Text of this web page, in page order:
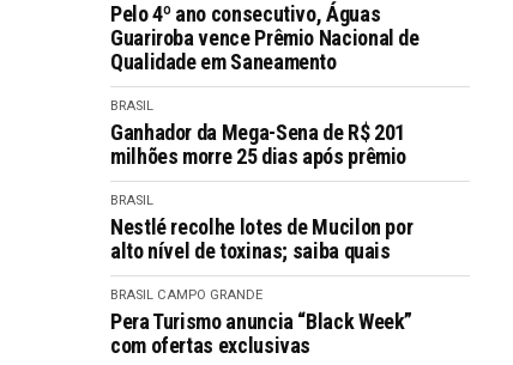
Pelo 4º ano consecutivo, Águas
Guariroba vence Prêmio Nacional de
Qualidade em Saneamento
BRASIL
Ganhador da Mega-Sena de R$ 201
milhões morre 25 dias após prêmio
BRASIL
Nestlé recolhe lotes de Mucilon por
alto nível de toxinas; saiba quais
BRASIL CAMPO GRANDE
Pera Turismo anuncia “Black Week”
com ofertas exclusivas